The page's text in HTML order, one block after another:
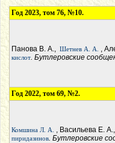
Год 2023, том 76, №10.
Панова В. А., Шетнев А. А. ,
кислот. Бутлеровские
Год 2022, том 69, №2.
Комшина Л. А. , Васильева Е.
пиридазинов. Бутлеровские